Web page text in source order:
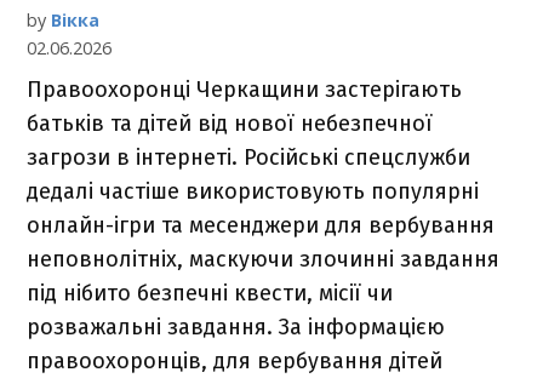
by Вікка
02.06.2026
Правоохоронці Черкащини застерігають
батьків та дітей від нової небезпечної
загрози в інтернеті. Російські спецслужби
дедалі частіше використовують популярні
онлайн-ігри та месенджери для вербування
неповнолітніх, маскуючи злочинні завдання
під нібито безпечні квести, місії чи
розважальні завдання. За інформацією
правоохоронців, для вербування дітей